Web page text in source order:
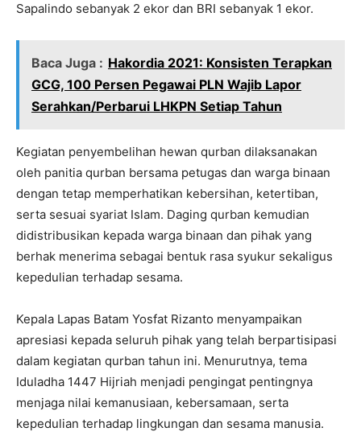
Sapalindo sebanyak 2 ekor dan BRI sebanyak 1 ekor.
Baca Juga : Hakordia 2021: Konsisten Terapkan
GCG, 100 Persen Pegawai PLN Wajib Lapor
Serahkan/Perbarui LHKPN Setiap Tahun
Kegiatan penyembelihan hewan qurban dilaksanakan
oleh panitia qurban bersama petugas dan warga binaan
dengan tetap memperhatikan kebersihan, ketertiban,
serta sesuai syariat Islam. Daging qurban kemudian
didistribusikan kepada warga binaan dan pihak yang
berhak menerima sebagai bentuk rasa syukur sekaligus
kepedulian terhadap sesama.
Kepala Lapas Batam Yosfat Rizanto menyampaikan
apresiasi kepada seluruh pihak yang telah berpartisipasi
dalam kegiatan qurban tahun ini. Menurutnya, tema
Iduladha 1447 Hijriah menjadi pengingat pentingnya
menjaga nilai kemanusiaan, kebersamaan, serta
kepedulian terhadap lingkungan dan sesama manusia.